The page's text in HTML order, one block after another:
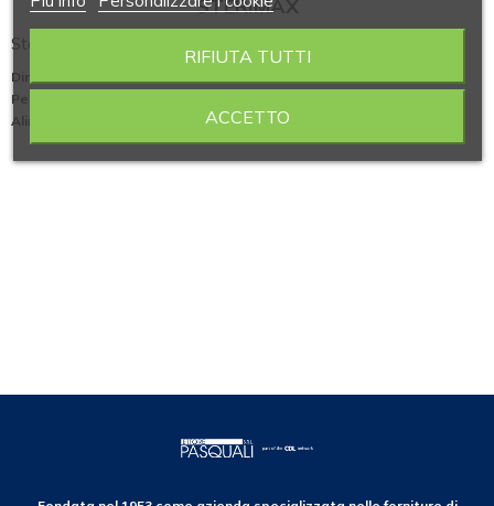
STERIMAX
Sterilizzatore per anse modello STERIMAX
Dimensione (LxPxH mm)
Peso (kg)
Alimentazione/Consumo (V/Hz/W): 220/50/160
RIFIUTA TUTTI
ACCETTO